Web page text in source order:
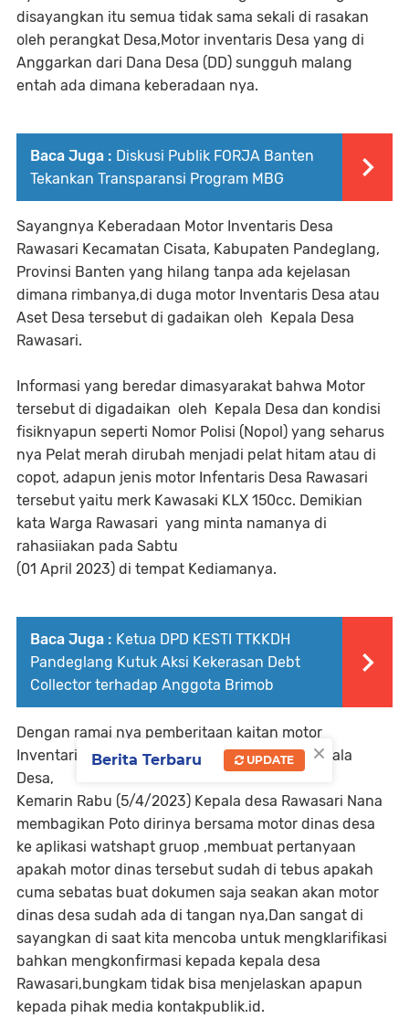
disayangkan itu semua tidak sama sekali di rasakan
oleh perangkat Desa,Motor inventaris Desa yang di
Anggarkan dari Dana Desa (DD) sungguh malang
entah ada dimana keberadaan nya.
Baca Juga : Diskusi Publik FORJA Banten
Tekankan Transparansi Program MBG
Sayangnya Keberadaan Motor Inventaris Desa
Rawasari Kecamatan Cisata, Kabupaten Pandeglang,
Provinsi Banten yang hilang tanpa ada kejelasan
dimana rimbanya,di duga motor Inventaris Desa atau
Aset Desa tersebut di gadaikan oleh Kepala Desa
Rawasari.
Informasi yang beredar dimasyarakat bahwa Motor
tersebut di digadaikan oleh Kepala Desa dan kondisi
fisiknyapun seperti Nomor Polisi (Nopol) yang seharus
nya Pelat merah dirubah menjadi pelat hitam atau di
copot, adapun jenis motor Infentaris Desa Rawasari
tersebut yaitu merk Kawasaki KLX 150cc. Demikian
kata Warga Rawasari yang minta namanya di
rahasiiakan pada Sabtu
(01 April 2023) di tempat Kediamanya.
Baca Juga : Ketua DPD KESTI TTKKDH
Pandeglang Kutuk Aksi Kekerasan Debt
Collector terhadap Anggota Brimob
Dengan ramai nya pemberitaan kaitan motor
Inventaris Desa Rawasari di gadaikan oleh kepala
Desa,
Kemarin Rabu (5/4/2023) Kepala desa Rawasari Nana
membagikan Poto dirinya bersama motor dinas desa
ke aplikasi watshapt gruop ,membuat pertanyaan
apakah motor dinas tersebut sudah di tebus apakah
cuma sebatas buat dokumen saja seakan akan motor
dinas desa sudah ada di tangan nya,Dan sangat di
sayangkan di saat kita mencoba untuk mengklarifikasi
bahkan mengkonfirmasi kepada kepala desa
Rawasari,bungkam tidak bisa menjelaskan apapun
kepada pihak media kontakpublik.id.
×
Berita Terbaru UPDATE